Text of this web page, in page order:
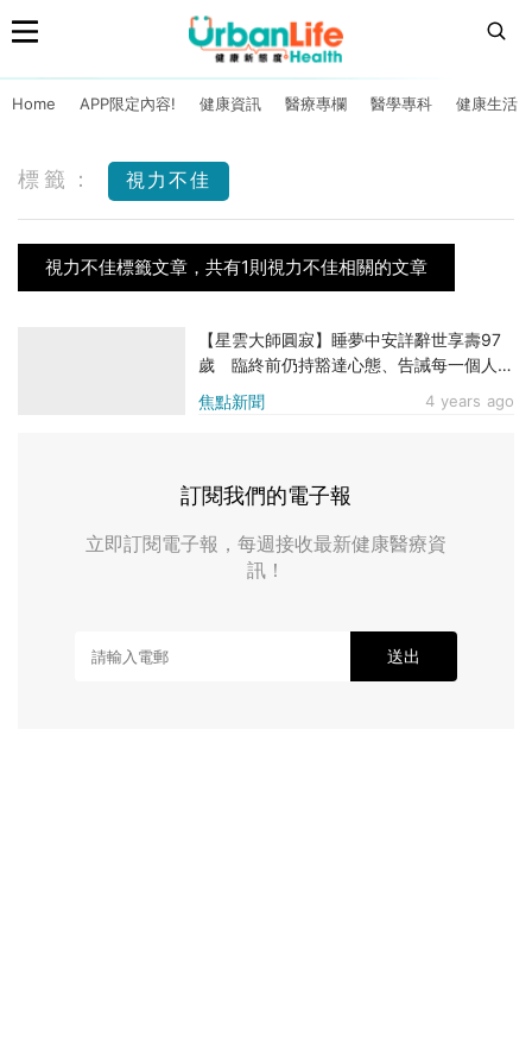
Home APP限定內容! 健康資訊 醫療專欄 醫學專科 健康生活
標籤： 視力不佳
視力不佳標籤文章，共有1則視力不佳相關的文章
焦點新聞 4 years ago
【星雲大師圓寂】睡夢中安詳辭世享壽97
歲 臨終前仍持豁達心態、告誡每一個人：
要學習放下
訂閱我們的電子報
立即訂閱電子報，每週接收最新健康醫療資
訊！
送出